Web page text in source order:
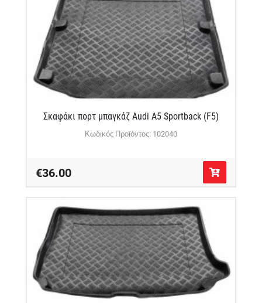
Σκαφάκι πορτ μπαγκάζ Audi A5 Sportback (F5)
Κωδικός Προϊόντος: 102040
€36.00